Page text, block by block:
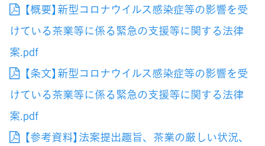
【概要】新型コロナウイルス感染症等の影響を受
けている茶業等に係る緊急の支援等に関する法律
案.pdf
【条文】新型コロナウイルス感染症等の影響を受
けている茶業等に係る緊急の支援等に関する法律
案.pdf
【参考資料】法案提出趣旨、茶業の厳しい状況、